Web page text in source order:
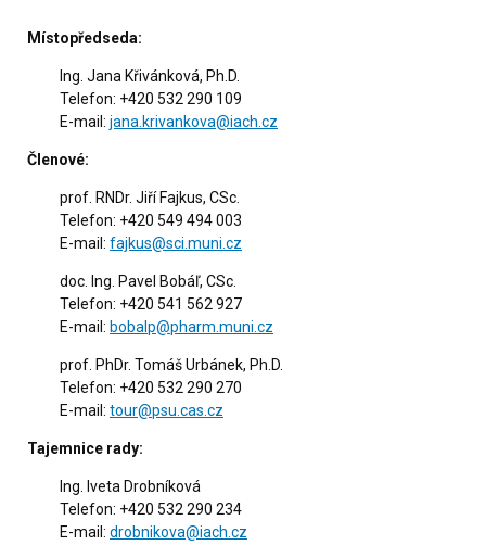
Místopředseda:
Ing. Jana Křivánková, Ph.D.
Telefon: +420 532 290 109
E-mail: jana.krivankova@iach.cz
Členové:
prof. RNDr. Jiří Fajkus, CSc.
Telefon: +420 549 494 003
E-mail: fajkus@sci.muni.cz
doc. Ing. Pavel Bobáľ, CSc.
Telefon: +420 541 562 927
E-mail: bobalp@pharm.muni.cz
prof. PhDr. Tomáš Urbánek, Ph.D.
Telefon: +420 532 290 270
E-mail: tour@psu.cas.cz
Tajemnice rady:
Ing. Iveta Drobníková
Telefon: +420 532 290 234
E-mail: drobnikova@iach.cz